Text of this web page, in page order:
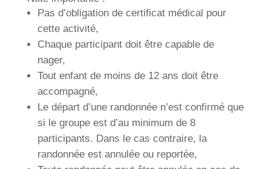
Pas d’obligation de certificat médical pour
cette activité,
Chaque participant doit être capable de
nager,
Tout enfant de moins de 12 ans doit être
accompagné,
Le départ d’une randonnée n’est confirmé que
si le groupe est d’au minimum de 8
participants. Dans le cas contraire, la
randonnée est annulée ou reportée,